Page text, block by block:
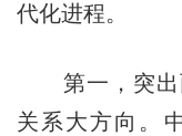
代化进程。
第一，突出
关系大方向。